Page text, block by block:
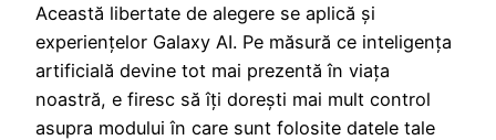
Această libertate de alegere se aplică și
experiențelor Galaxy AI. Pe măsură ce inteligența
artificială devine tot mai prezentă în viața
noastră, e firesc să îți dorești mai mult control
asupra modului în care sunt folosite datele tale